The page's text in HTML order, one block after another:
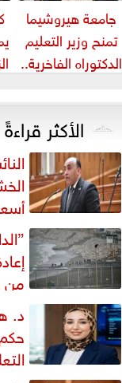
جامعة هيروشيما
تمنح وزير التعليم
الدكتوراه الفاخرية..
للمعلمين
الأكثر قراءةً
إشكالية دستورية
المواطن...
من
المغرب... وارتفاع
د.